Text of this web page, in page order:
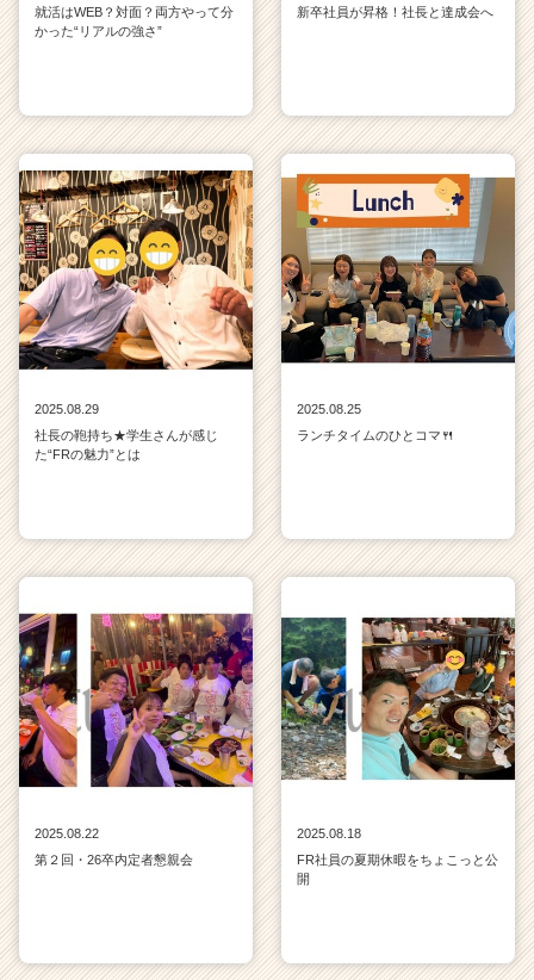
就活はWEB？対面？両方やって分
かった“リアルの強さ”
新卒社員が昇格！社長と達成会へ
2025.08.29
社長の鞄持ち★学生さんが感じ
た“FRの魅力”とは
2025.08.25
ランチタイムのひとコマ🍴
2025.08.22
第２回・26卒内定者懇親会
2025.08.18
FR社員の夏期休暇をちょこっと公
開